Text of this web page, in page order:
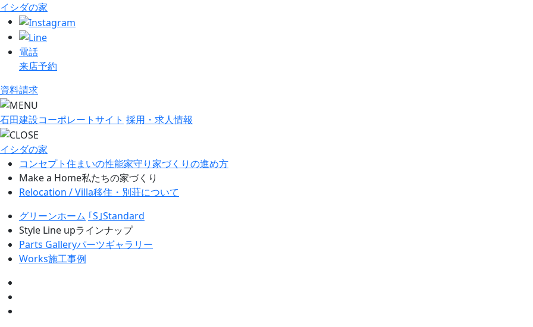
イシダの家
電話
来店予約
資料請求
石田建設コーポレートサイト 採用・求人情報
イシダの家
コンセプト住まいの性能家守り家づくりの進め方
Make a Home私たちの家づくり
Relocation / Villa移住・別荘について
グリーンホーム ｢S｣Standard
Style Line upラインナップ
Parts Galleryパーツギャラリー
Works施工事例